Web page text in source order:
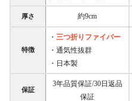
厚さ 約9cm
特徴
・ 三つ折りファイバー
・通気性抜群
・日本製
保証
3年品質保証/30日返品
保証